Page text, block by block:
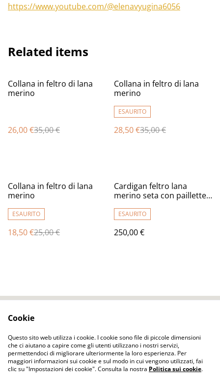
https://www.youtube.com/@elenavyugina6056
Related items
%
Collana in feltro di lana
merino
26,00 €35,00 €
%
Collana in feltro di lana
merino
ESAURITO
28,50 €35,00 €
%
Collana in feltro di lana
merino
ESAURITO
18,50 €25,00 €
Cardigan feltro lana
merino seta con paillettes
infeltrimento giacca boho
bordeaux fatta a mano
calda per donna
ESAURITO
250,00 €
Privacy Policy
Cookie Policy
Cookie
Questo sito web utilizza i cookie. I cookie sono file di piccole dimensioni
che ci aiutano a capire come gli utenti utilizzano i nostri servizi,
permettendoci di migliorare ulteriormente la loro esperienza. Per
maggiori informazioni sui cookie e sul modo in cui vengono utilizzati, fai
clic su "Impostazioni dei cookie". Consulta la nostra Politica sui cookie.